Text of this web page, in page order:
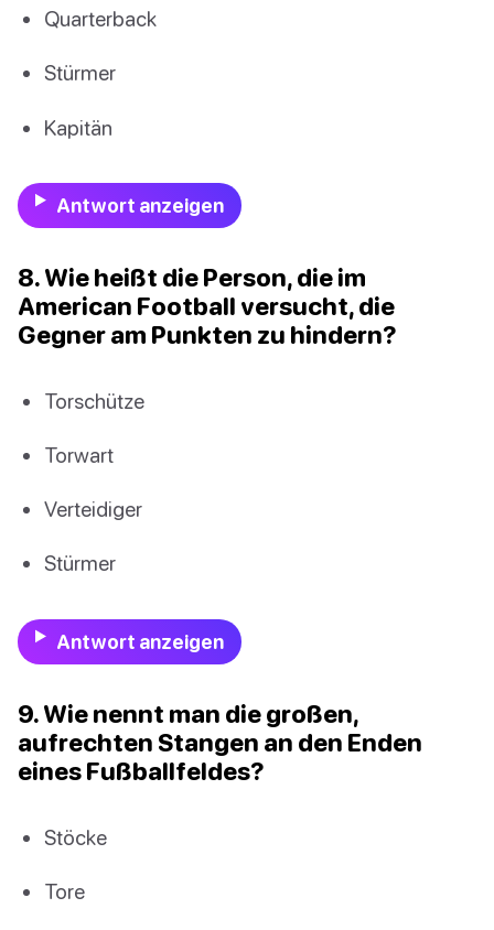
Quarterback
Stürmer
Kapitän
Antwort anzeigen
8. Wie heißt die Person, die im
American Football versucht, die
Gegner am Punkten zu hindern?
Torschütze
Torwart
Verteidiger
Stürmer
Antwort anzeigen
9. Wie nennt man die großen,
aufrechten Stangen an den Enden
eines Fußballfeldes?
Stöcke
Tore